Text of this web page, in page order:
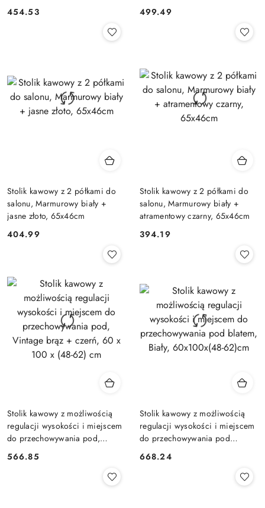
Cena:
454.53 Cena:
499.49
Stolik kawowy z 2 półkami do
salonu, Marmurowy biały +
jasne złoto, 65x46cm
Cena:
404.99
Stolik kawowy z 2 półkami do
salonu, Marmurowy biały +
atramentowy czarny, 65x46cm
Cena:
394.19
Stolik kawowy z możliwością
regulacji wysokości i miejscem
do przechowywania pod,
x (48-62) cm
Cena:
566.85
Stolik kawowy z możliwością
regulacji wysokości i miejscem
do przechowywania pod
62)cm
Cena:
668.24